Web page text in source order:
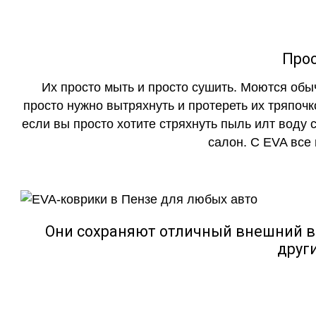
Их просто мыть и просто сушить. Моются
просто нужно вытряхнуть и протереть их
если вы просто хотите стряхнуть пыль илт воду
салон. С EVA все
Они сохраняют отличный внешний